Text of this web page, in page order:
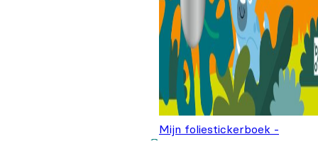
Mijn foliestickerboek -